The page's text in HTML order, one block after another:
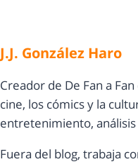
J.J. González Haro
Creador de De Fan a
cine, los cómics y la
entretenimiento,
Fuera del blog, trabaja